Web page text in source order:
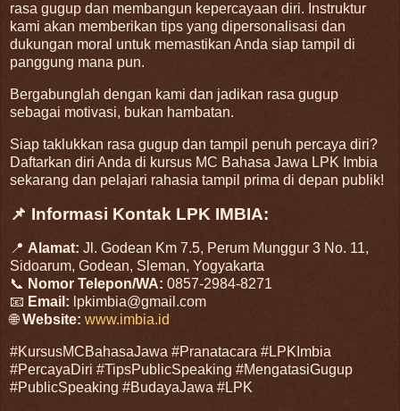
rasa gugup dan membangun kepercayaan diri. Instruktur
kami akan memberikan tips yang dipersonalisasi dan
dukungan moral untuk memastikan Anda siap tampil di
panggung mana pun.
Bergabunglah dengan kami dan jadikan rasa gugup
sebagai motivasi, bukan hambatan.
Siap taklukkan rasa gugup dan tampil penuh percaya diri?
Daftarkan diri Anda di kursus MC Bahasa Jawa LPK Imbia
sekarang dan pelajari rahasia tampil prima di depan publik!
📌 Informasi Kontak LPK IMBIA:
📍 Alamat: Jl. Godean Km 7.5, Perum Munggur 3 No. 11,
Sidoarum, Godean, Sleman, Yogyakarta
📞 Nomor Telepon/WA: 0857-2984-8271
📧 Email: lpkimbia@gmail.com
🌐Website: www.imbia.id
#KursusMCBahasaJawa #Pranatacara #LPKImbia
#PercayaDiri #TipsPublicSpeaking #MengatasiGugup
#PublicSpeaking #BudayaJawa #LPK